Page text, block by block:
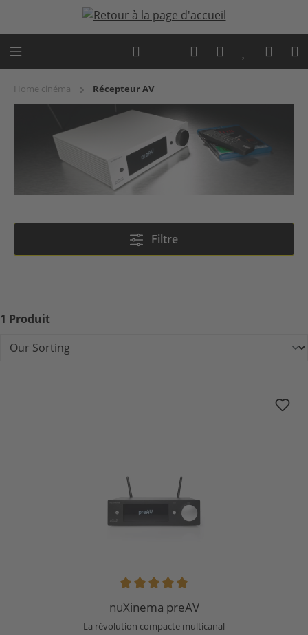
Passer au contenu principal
Expert advice
Home cinéma Récepteur AV
Récepteur AV
Filtre
1 Produit
Note moyenne de 5 sur 5 étoiles
nuXinema preAV
La révolution compacte multicanal